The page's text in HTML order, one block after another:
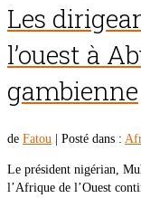
Les
l’ouest à
gambienne
de Fatou Posté dans :
Le président nigérian,
l’Afrique de l’Ouest